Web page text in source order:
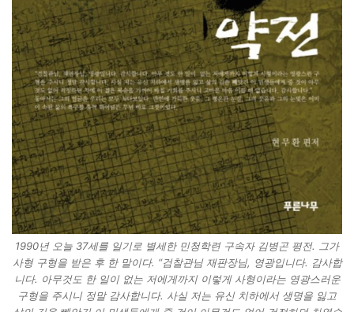
1990년 오늘 37세를 일기로 별세한 민청학련 구속자 김병곤 평전. 그가
사형 구형을 받은 후 한 말이다. “검찰관님 재판장님, 영광입니다. 감사합
니다. 아무것도 한 일이 없는 저에게까지 이렇게 사형이라는 영광스러운
구형을 주시니 정말 감사합니다. 사실 저는 유신 치하에서 생명을 잃고